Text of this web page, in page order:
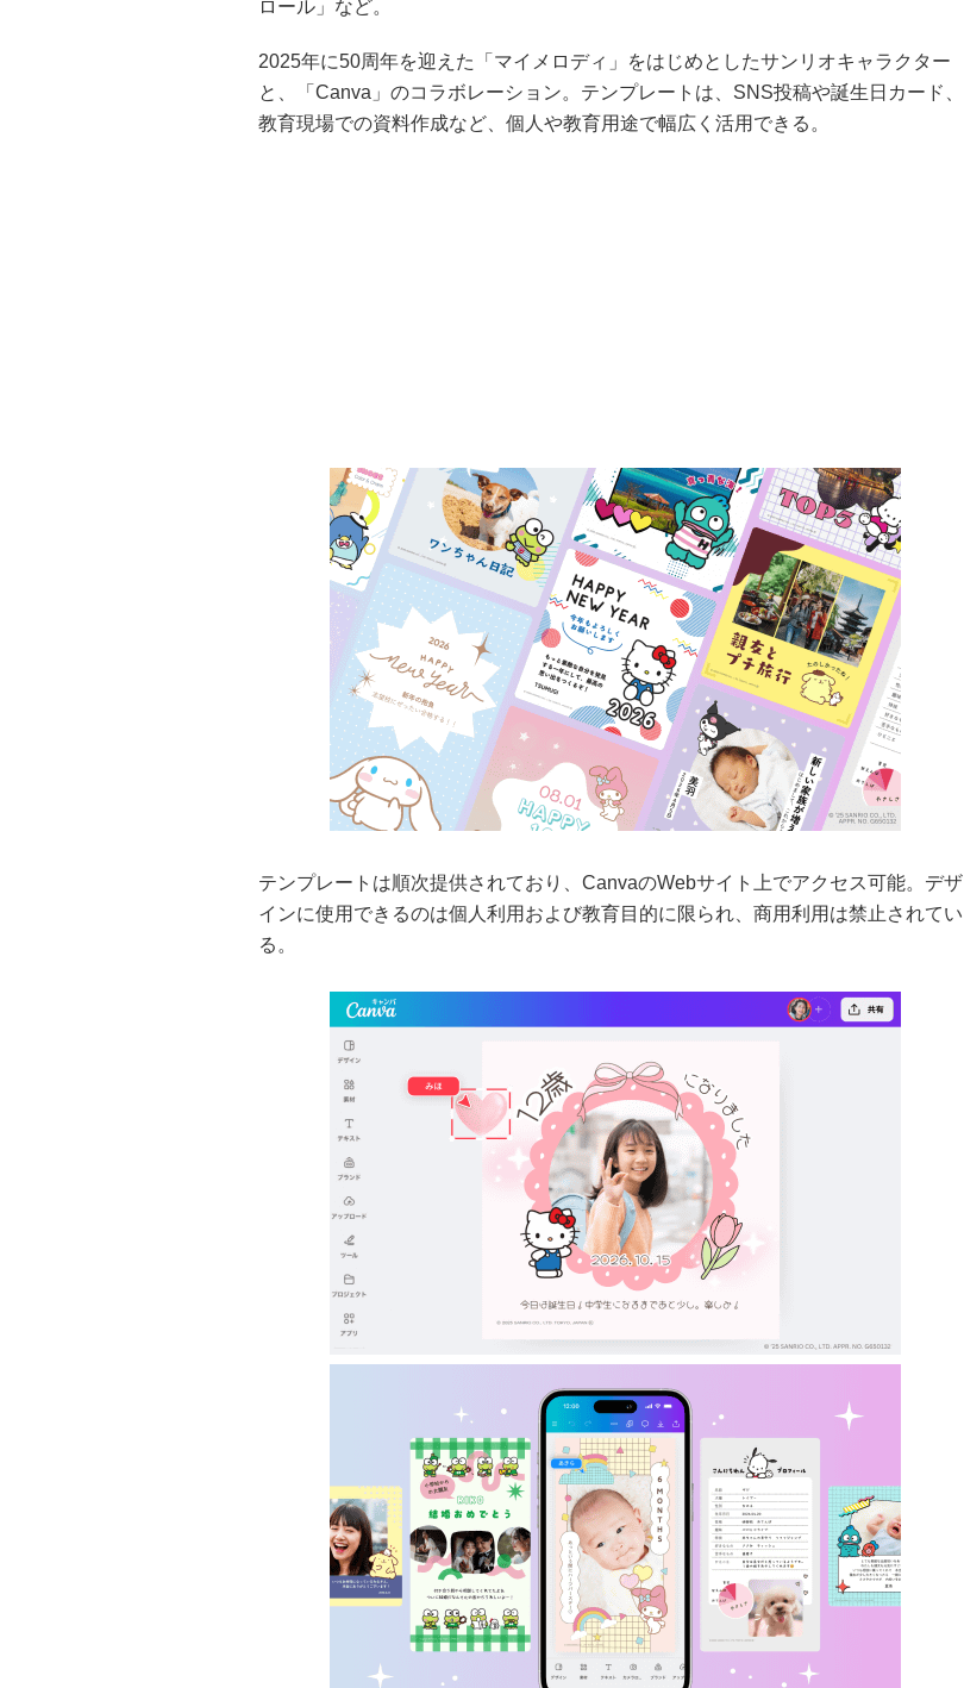
ロール」など。
2025年に50周年を迎えた「マイメロディ」をはじめとしたサンリオキャラクター
と、「Canva」のコラボレーション。テンプレートは、SNS投稿や誕生日カード、
教育現場での資料作成など、個人や教育用途で幅広く活用できる。
テンプレートは順次提供されており、CanvaのWebサイト上でアクセス可能。デザ
インに使用できるのは個人利用および教育目的に限られ、商用利用は禁止されてい
る。